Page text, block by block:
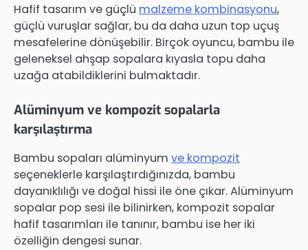
Hafif tasarım ve güçlü malzeme kombinasyonu,
güçlü vuruşlar sağlar, bu da daha uzun top uçuş
mesafelerine dönüşebilir. Birçok oyuncu, bambu ile
geleneksel ahşap sopalara kıyasla topu daha
uzağa atabildiklerini bulmaktadır.
Alüminyum ve kompozit sopalarla
karşılaştırma
Bambu sopaları alüminyum ve kompozit
seçeneklerle karşılaştırdığınızda, bambu
dayanıklılığı ve doğal hissi ile öne çıkar. Alüminyum
sopalar pop sesi ile bilinirken, kompozit sopalar
hafif tasarımları ile tanınır, bambu ise her iki
özelliğin dengesi sunar.